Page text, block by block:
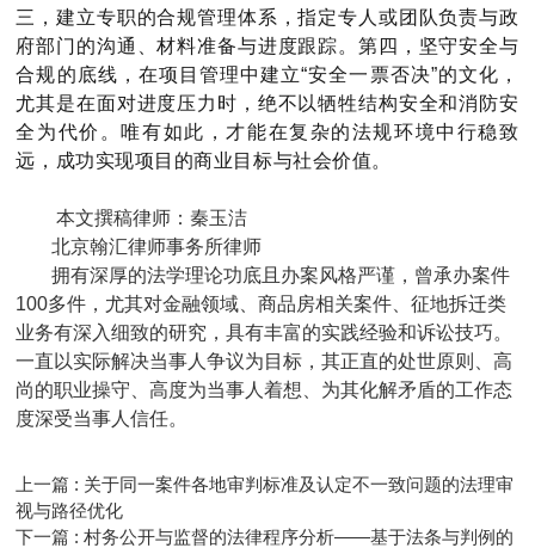
三，建立专职的合规管理体系，指定专人或团队负责与政
府部门的沟通、材料准备与进度跟踪。第四，坚守安全与
合规的底线，在项目管理中建立“安全一票否决”的文化，
尤其是在面对进度压力时，绝不以牺牲结构安全和消防安
全为代价。唯有如此，才能在复杂的法规环境中行稳致
远，成功实现项目的商业目标与社会价值。
本文撰稿律师：秦玉洁
北京翰汇律师事务所律师
拥有深厚的法学理论功底且办案风格严谨，曾承办案件
100多件，尤其对金融领域、商品房相关案件、征地拆迁类
业务有深入细致的研究，具有丰富的实践经验和诉讼技巧。
一直以实际解决当事人争议为目标，其正直的处世原则、高
尚的职业操守、高度为当事人着想、为其化解矛盾的工作态
度深受当事人信任。
上一篇 : 关于同一案件各地审判标准及认定不一致问题的法理审
视与路径优化
下一篇 : 村务公开与监督的法律程序分析——基于法条与判例的